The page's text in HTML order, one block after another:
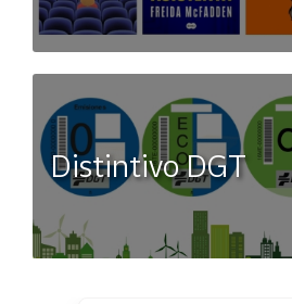
Distintivo DGT